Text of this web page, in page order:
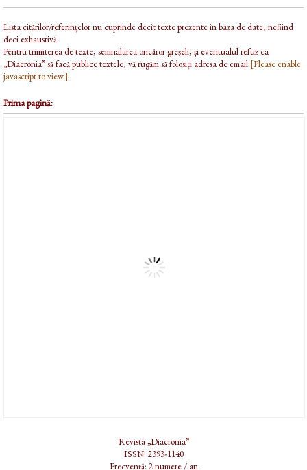
Lista citărilor/referințelor nu cuprinde decît texte prezente în baza de date, nefiind
deci exhaustivă.
Pentru trimiterea de texte, semnalarea oricăror greșeli, și eventualul refuz ca
„Diacronia” să facă publice textele, vă rugăm să folosiți adresa de email [Please enable
javascript to view.].
Prima pagină:
Revista „Diacronia”
ISSN: 2393-1140
Frecvență: 2 numere / an